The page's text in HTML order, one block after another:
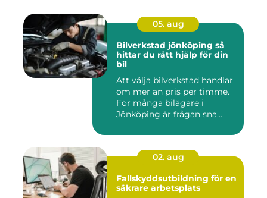
05. aug
Bilverkstad jönköping så
hittar du rätt hjälp för din
bil
Att välja bilverkstad handlar
om mer än pris per timme.
För många bilägare i
Jönköping är frågan sna...
02. aug
Fallskyddsutbildning för en
säkrare arbetsplats